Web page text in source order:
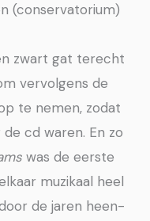
(conservatorium)
zwart gat terecht
vervolgens de
te nemen, zodat
cd waren. En zo
was de eerste
muzikaal heel
de jaren heen-